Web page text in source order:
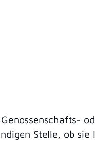
Stelle, ob sie